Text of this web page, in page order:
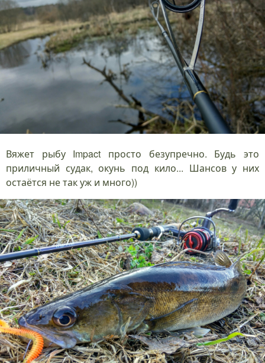
Вяжет рыбу Impact просто безупречно. Будь это
приличный судак, окунь под кило... Шансов у них
остаётся не так уж и много))